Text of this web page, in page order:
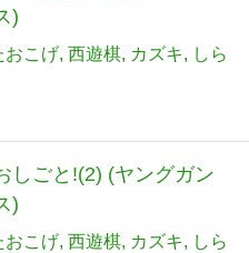
)
おこげ 西遊棋 カズキ
しら
しごと!(2) (ヤングガン
)
おこげ 西遊棋 カズキ
しら